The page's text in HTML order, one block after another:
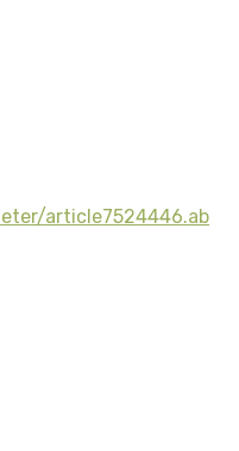
article7524446.ab